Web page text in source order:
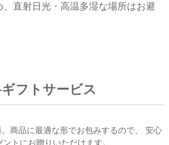
直射日光・高温多湿な場所はお避
フトサービス
商品に最適な形でお包みするので、
安心
ントにお贈りいただけます。